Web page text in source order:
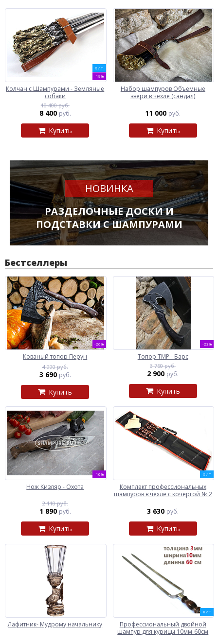
ХИТ
-19%
Колчан с Шампурами - Земляные
собаки
10 400 руб.
8 400 руб.
Купить
Набор шампуров Объемные
звери в чехле (сандал)
11 000 руб.
Купить
НОВИНКА
РАЗДЕЛОЧНЫЕ ДОСКИ И
ПОДСТАВКИ С ШАМПУРАМИ
Бестселлеры
-26%
Кованый топор Перун
4 990 руб.
3 690 руб.
Купить
-23%
Топор ТМР - Барс
3 750 руб.
2 900 руб.
Купить
-10%
Нож Кизляр - Охота
2 110 руб.
1 890 руб.
Купить
ХИТ
Комплект профессиональных
шампуров в чехле с кочергой № 2
3 630 руб.
Купить
Лафитник- Мудрому начальнику
ХИТ
Профессиональный двойной
шампур для курицы 10мм-60см